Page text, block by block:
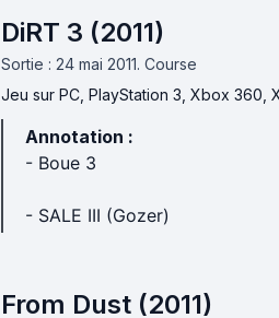
DiRT 3 (2011)
Sortie : 24 mai 2011. Course
Jeu sur PC, PlayStation 3, Xbox 360,
Annotation :
- Boue 3
- SALE III (Gozer)
From Dust (2011)